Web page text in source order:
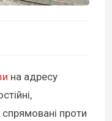
на адресу
проти